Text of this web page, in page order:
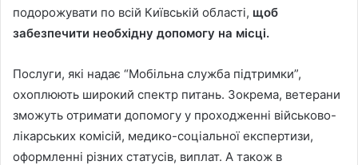
подорожувати по всій Київській області, щоб
забезпечити необхідну допомогу на місці.
Послуги, які надає “Мобільна служба підтримки”,
охоплюють широкий спектр питань. Зокрема, ветерани
зможуть отримати допомогу у проходженні військово-
лікарських комісій, медико-соціальної експертизи,
оформленні різних статусів, виплат. А також в